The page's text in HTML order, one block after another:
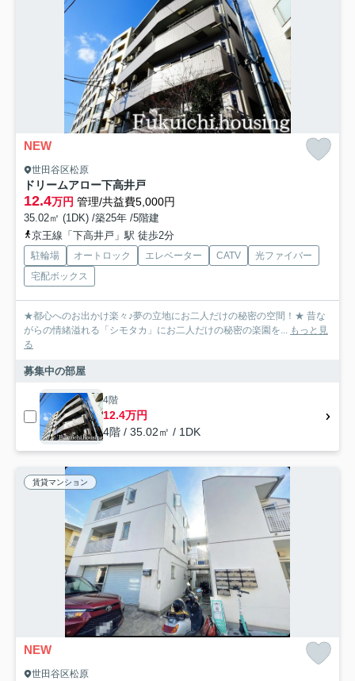
NEW
世田谷区松原
ドリームアロー下高井戸
12.4万円 管理/共益費5,000円
35.02㎡ (1DK) /築25年 /5階建
京王線「下高井戸」駅 徒歩2分
駐輪場 オートロック エレベーター CATV
光ファイバー
宅配ボックス
★都心へのお出かけ楽々♪夢の立地にお二人だけの秘密の空間！★ 昔な
がらの情緒溢れる「シモタカ」にお二人だけの秘密の楽園を... もっと見
る
募集中の部屋
4階
12.4万円
4階 / 35.02㎡ / 1DK
賃貸マンション
NEW
世田谷区松原